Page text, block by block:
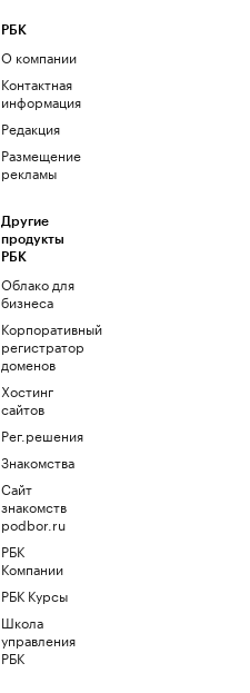
РБК
О компании
Контактная
информация
Редакция
Размещение
рекламы
Другие
продукты
РБК
Облако для
бизнеса
Корпоративный
регистратор
доменов
Хостинг
сайтов
Рег.решения
Знакомства
Сайт
знакомств
podbor.ru
РБК
Компании
РБК Курсы
Школа
управления
РБК